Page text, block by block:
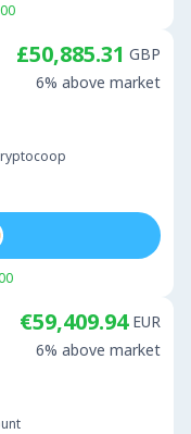
£50,885.31 GBP
6% above market
€59,409.94 EUR
6% above market